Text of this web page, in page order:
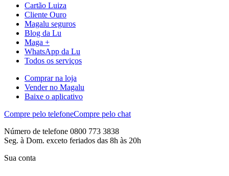
Cartão Luiza
Cliente Ouro
Magalu seguros
Blog da Lu
Maga +
WhatsApp da Lu
Todos os serviços
Comprar na loja
Vender no Magalu
Baixe o aplicativo
Compre pelo telefoneCompre pelo chat
Número de telefone 0800 773 3838
Seg. à Dom. exceto feriados das 8h às 20h
Sua conta